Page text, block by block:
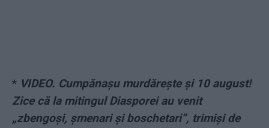
* VIDEO. Cumpănașu murdărește și 10 august!
Zice că la mitingul Diasporei au venit
„zbengoși, șmenari și boschetari”, trimiși de